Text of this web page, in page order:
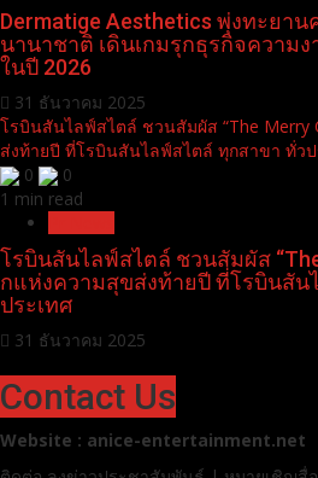
18 กุมภาพันธ์ 2026
Dermatige Aesthetics พุ่งทะยานความสำเ
เกมรุกธุรกิจความงามพร้อมขยายสาขาที่ 6 ใ
0
1 min read
Pr News
Dermatige Aesthetics พุ่งทะยาน
นานาชาติ เดินเกมรุกธุรกิจความง
ในปี 2026
31 ธันวาคม 2025
โรบินสันไลฟ์สไตล์ ชวนสัมผัส “The Merry
ส่งท้ายปี ที่โรบินสันไลฟ์สไตล์ ทุกสาขา ทั่วปร
0
Pr News
โรบินสันไลฟ์สไตล์ ชวนสัมผัส
กแห่งความสุขส่งท้ายปี ที่โรบินสัน